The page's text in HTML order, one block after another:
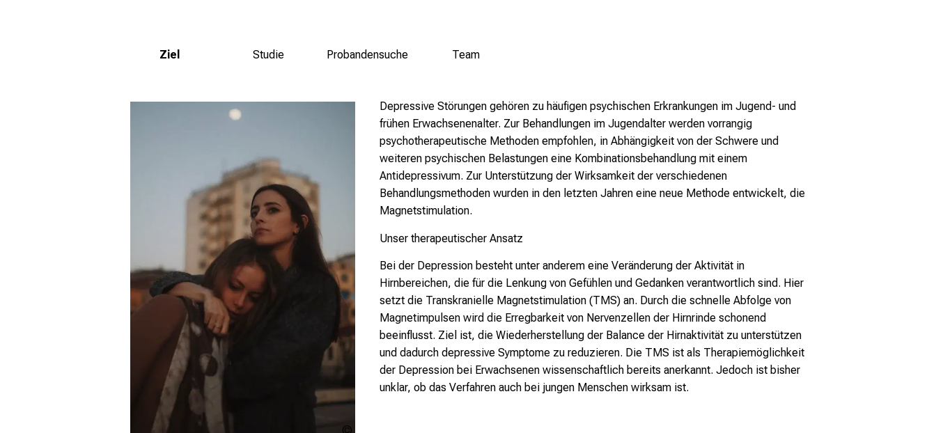
Ziel Studie Probandensuche Team
Depressive Störungen gehören zu häufigen psychischen Erkrankungen im Jugend- und
frühen Erwachsenenalter. Zur Behandlungen im Jugendalter werden vorrangig
psychotherapeutische Methoden empfohlen, in Abhängigkeit von der Schwere und
weiteren psychischen Belastungen eine Kombinationsbehandlung mit einem
Antidepressivum. Zur Unterstützung der Wirksamkeit der verschiedenen
Behandlungsmethoden wurden in den letzten Jahren eine neue Methode entwickelt, die
Magnetstimulation.
Unser therapeutischer Ansatz
Bei der Depression besteht unter anderem eine Veränderung der Aktivität in
Hirnbereichen, die für die Lenkung von Gefühlen und Gedanken verantwortlich sind. Hier
setzt die Transkranielle Magnetstimulation (TMS) an. Durch die schnelle Abfolge von
Magnetimpulsen wird die Erregbarkeit von Nervenzellen der Hirnrinde schonend
beeinflusst. Ziel ist, die Wiederherstellung der Balance der Hirnaktivität zu unterstützen
und dadurch depressive Symptome zu reduzieren. Die TMS ist als Therapiemöglichkeit
der Depression bei Erwachsenen wissenschaftlich bereits anerkannt. Jedoch ist bisher
unklar, ob das Verfahren auch bei jungen Menschen wirksam ist.